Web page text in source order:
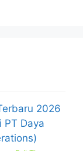
2026
PT Daya